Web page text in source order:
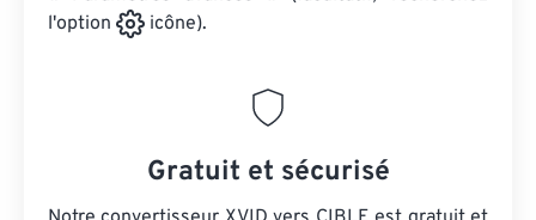
l'option
icône).
Gratuit et sécurisé